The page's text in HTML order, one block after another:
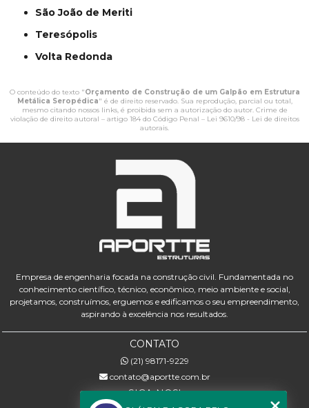
São João de Meriti
Teresópolis
Volta Redonda
O conteúdo do texto "Orçamento de Construção de um Galpão em Estrutura
Metálica Seropédica" é de direito reservado. Sua reprodução, parcial ou total,
mesmo citando nossos links, é proibida sem a autorização do autor. Crime de
violação de direito autoral – artigo 184 do Código Penal – Lei 9610/98 - Lei de direitos
autorais.
Empresa de engenharia focada na construção civil. Fundamentada no
conhecimento científico, técnico, econômico, meio ambiente e social,
projetamos, construímos, erguemos e edificamos o seu empreendimento,
aspirando à excelência nos resultados.
CONTATO
(21) 98171-9229
contato@aportte.com.br
SIGA-NOS!